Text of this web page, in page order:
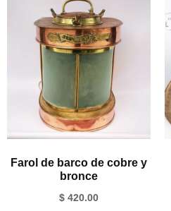
Farol de barco de cobre y
bronce
$ 420.00